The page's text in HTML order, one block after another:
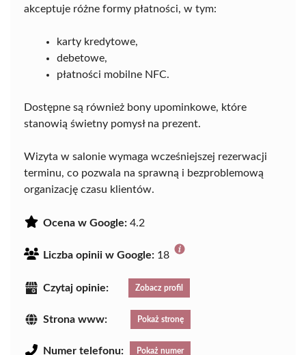
akceptuje różne formy płatności, w tym:
karty kredytowe,
debetowe,
płatności mobilne NFC.
Dostępne są również bony upominkowe, które
stanowią świetny pomysł na prezent.
Wizyta w salonie wymaga wcześniejszej rezerwacji
terminu, co pozwala na sprawną i bezproblemową
organizację czasu klientów.
Ocena w Google: 4.2
Liczba opinii w Google: 18
Czytaj opinie: Zobacz profil
Strona www: Pokaż stronę
Numer telefonu: Pokaż numer